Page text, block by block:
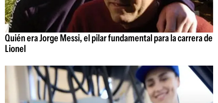
Quién era Jorge Messi, el pilar fundamental para la carrera de
Lionel